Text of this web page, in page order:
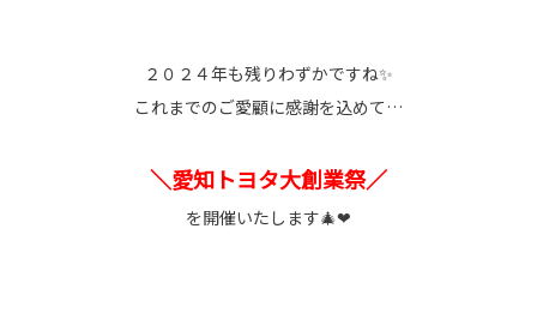
２０２４年も残りわずかですね✨
これまでのご愛顧に感謝を込めて…
＼愛知トヨタ大創業祭／
を開催いたします🎄❤